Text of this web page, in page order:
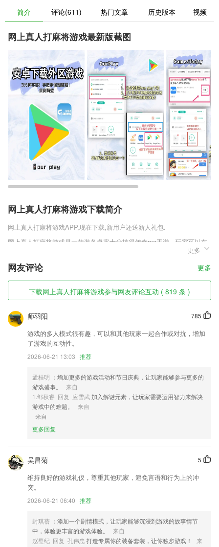
简介 评论(611) 热门文章 历史版本 视频
网上真人打麻将游戏最新版截图
网上真人打麻将游戏下载简介
网上真人打麻将游戏APP,现在下载,新用户还送新人礼包.
网上真人打麻将游戏是一款装备爆率十分搞得传奇rpg手游，玩家可以在
这款传奇中畅快的享受战斗体验，刺激的团本非常丰富，有着常规传奇没
有的副本数量，在经典传奇的基础上加了许多的副本，还有超高的爆率，
翻倍的爆率让你神装拿到手软，对这款传奇手游感兴趣的玩家还在等什
么，快来下载吧。
网上真人打麻将游戏软件特色
1,选专业和选职业，掌握就业数据，更好地科学决策
2,软件全面支持文字、图片消息的群发，达到高效的营销；
3,提供专项附加扣除信息填报，可选择填报子女教育，继续教育，大病医
疗，住房贷款利息，住房租金，赡养老人等专项附加扣除；
5,在退出时自动记忆阅读的位置,下次启动后自动恢复上次的阅读位置。
6,【IP6LCD冷光源】
网上真人打麻将游戏软件优势
1.覆盖了考试大纲内全部考点名师试题解析讲解，助你更好通过初级护师
2.里面的单词汇是非常多的，提供了一个点读，跟读以及一些笔试上面的
试题，多种学习方式，使我们在上面学习英语变得很轻松的
3.观察孩子的成长，可以发现：学说话不难，学认字却很不容易。因为每
个汉字，不仅有自己的读音、特定的含义，还有与众不同的形状。这些
音、形、义，来源于远古先民的生活，并且在历史长河中不断演变。因此
陈寅恪说，每一个汉字的诞生和演变，都是一部文化史。
4.超多工具方便你计算几何形状或方程，让你的各类学习计算难题迎刃而
更多
网友评论 更多
下载网上真人打麻将游戏参与网友评论互动 ( 819 条 )
785
师羽阳
游戏的多人模式很有趣，可以和其他玩家一起合作或对抗，增加
了游戏的互动性。
2026-06-21 13:03 推荐
孟桂明 ：增加更多的游戏活动和节日庆典，让玩家能够参与更多的
游戏盛事。
来自
1.邹秋睿 回复 应雪武 加入解谜元素，让玩家需要运用智力来解决
游戏中的难题。
来自
来自
更多回复
5
吴昌菊
维持良好的游戏礼仪，尊重其他玩家，避免言语和行为上的冲
突。
2026-06-21 06:40 推荐
封琪蓓 ：添加一个剧情模式，让玩家能够沉浸到游戏的故事情节
中，体验更丰富的游戏体验。
来自
赵璧纪 回复 孔伟忠 打造专属你的装备套装，让你独步游戏！
来